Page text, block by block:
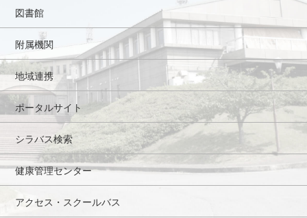
図書館
附属機関
地域連携
ポータルサイト
シラバス検索
健康管理センター
アクセス・スクールバス